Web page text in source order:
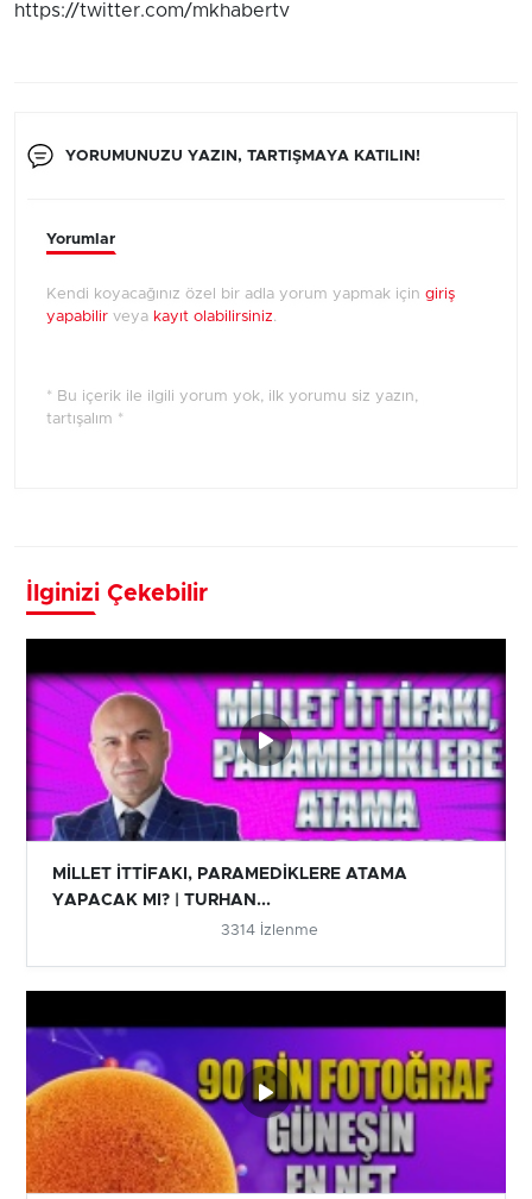
https://twitter.com/mkhabertv
YORUMUNUZU YAZIN, TARTIŞMAYA KATILIN!
Yorumlar
Kendi koyacağınız özel bir adla yorum yapmak için giriş
yapabilir veya kayıt olabilirsiniz.
* Bu içerik ile ilgili yorum yok, ilk yorumu siz yazın,
tartışalım *
İlginizi Çekebilir
MİLLET İTTİFAKI, PARAMEDİKLERE ATAMA
YAPACAK MI? | TURHAN...
3314 İzlenme